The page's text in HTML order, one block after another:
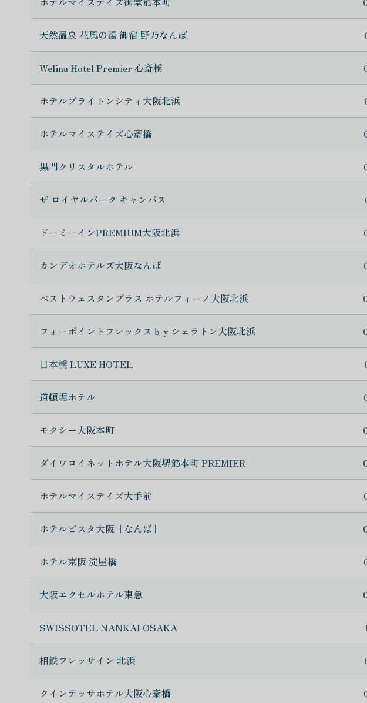
天然温泉 花風の湯 御宿 野乃なんば
Welina Hotel Premier 心斎橋
ホテルブライトンシティ大阪北浜
ホテルマイステイズ心斎橋
黒門クリスタルホテル
ザ ロイヤルパーク キャンバス
ドーミーインPREMIUM大阪北浜
カンデオホテルズ大阪なんば
ベストウェスタンプラス ホテルフィーノ大阪北浜
フォーポイントフレックスｂｙシェラトン大阪北浜
日本橋 LUXE HOTEL
道頓堀ホテル
モクシー大阪本町
ダイワロイネットホテル大阪堺筋本町 PREMIER
ホテルマイステイズ大手前
ホテルビスタ大阪［なんば］
ホテル京阪 淀屋橋
大阪エクセルホテル東急
SWISSOTEL NANKAI OSAKA
相鉄フレッサイン 北浜
クインテッサホテル大阪心斎橋